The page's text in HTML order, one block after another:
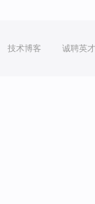
技术博客 诚聘英才